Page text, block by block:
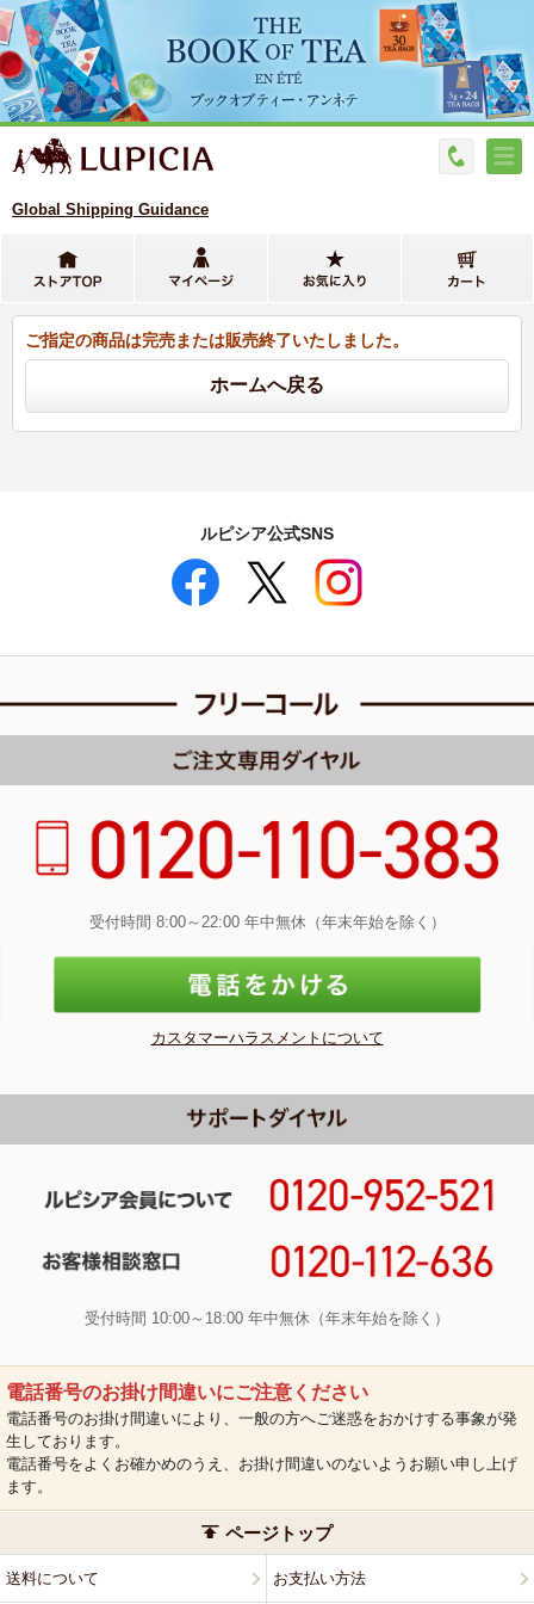
Global Shipping Guidance
ご指定の商品は完売または販売終了いたしました。
ルピシア公式SNS
受付時間 8:00～22:00 年中無休（年末年始を除く）
カスタマーハラスメントについて
受付時間 10:00～18:00 年中無休（年末年始を除く）
電話番号のお掛け間違いにご注意ください
電話番号のお掛け間違いにより、一般の方へご迷惑をおかけする事象が発
生しております。
電話番号をよくお確かめのうえ、お掛け間違いのないようお願い申し上げ
ます。
ページトップ
送料について お支払い方法